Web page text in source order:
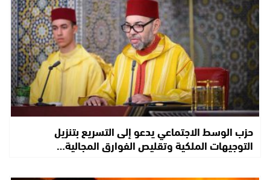
حزب الوسط الاجتماعي يدعو إلى التسريع بتنزيل
التوجيهات الملكية وتقليص الفوارق المجالية…